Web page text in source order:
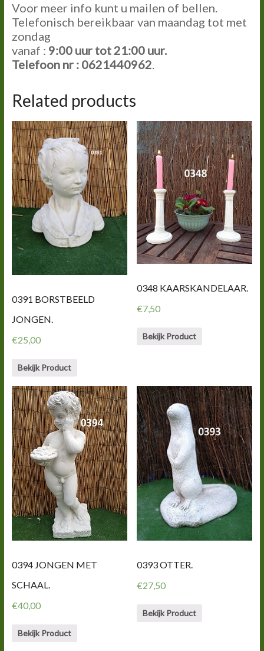
Voor meer info kunt u mailen of bellen.
Telefonisch bereikbaar van maandag tot met
zondag
vanaf : 9:00uur tot21:00uur.
Telefoon nr : 0621440962.
Related products
0391 BORSTBEELD
JONGEN.
€25,00
Bekijk Product
0348 KAARSKANDELAAR.
€7,50
Bekijk Product
0394 JONGEN MET
SCHAAL.
€40,00
Bekijk Product
0393 OTTER.
€27,50
Bekijk Product